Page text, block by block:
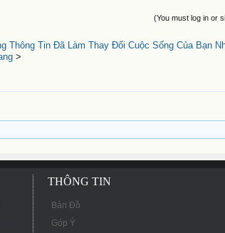
(You must log in or
Thông Tin Đã Làm Thay Đổi Cuộc Sống Của Bạn
>
THÔNG TIN
Bản Đồ
Góp Ý